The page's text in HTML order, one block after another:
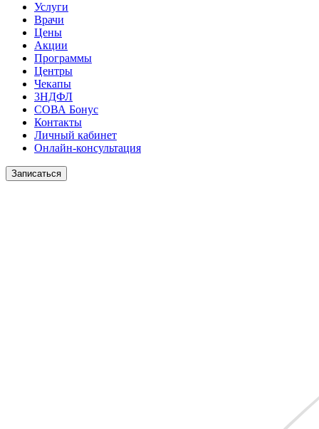
Услуги
Врачи
Цены
Акции
Программы
Центры
Чекапы
3НДФЛ
СОВА Бонус
Контакты
Личный кабинет
Онлайн-консультация
Записаться